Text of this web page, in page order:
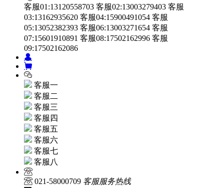
客服01:13120558703 客服02:13003279403 客服
03:13162935620 客服04:15900491054 客服
05:13052382393 客服06:13003271654 客服
07:15601910891 客服08:17502162996 客服
09:17502162086
客服一
客服二
客服三
客服四
客服五
客服六
客服七
客服八
021-58000709 客服服务热线